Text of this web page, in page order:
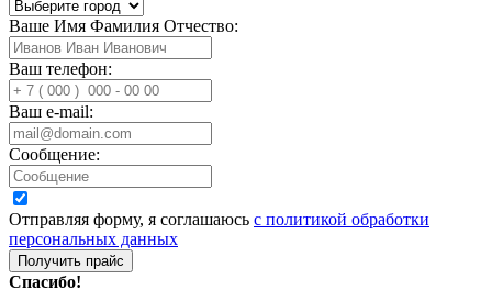
Ваше Имя Фамилия Отчество:
Ваш телефон:
Ваш e-mail:
Сообщение:
Отправляя форму, я соглашаюсь с политикой обработки
персональных данных
Получить прайс
Спасибо!